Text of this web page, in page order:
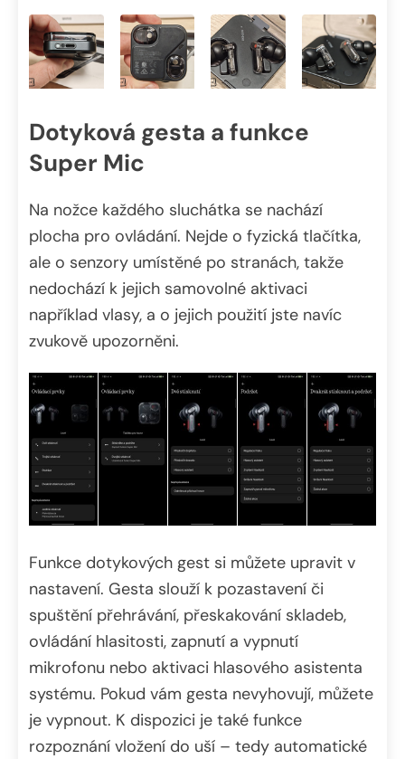
Dotyková gesta a funkce
Super Mic
Na nožce každého sluchátka se nachází
plocha pro ovládání. Nejde o fyzická tlačítka,
ale o senzory umístěné po stranách, takže
nedochází k jejich samovolné aktivaci
například vlasy, a o jejich použití jste navíc
zvukově upozorněni.
Funkce dotykových gest si můžete upravit v
nastavení. Gesta slouží k pozastavení či
spuštění přehrávání, přeskakování skladeb,
ovládání hlasitosti, zapnutí a vypnutí
mikrofonu nebo aktivaci hlasového asistenta
systému. Pokud vám gesta nevyhovují, můžete
je vypnout. K dispozici je také funkce
rozpoznání vložení do uší – tedy automatické